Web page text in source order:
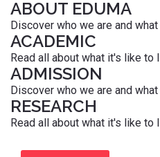
ABOUT EDUMA
Discover who we are and
ACADEMIC
Read all about what it's like to
ADMISSION
Discover who we are and
RESEARCH
Read all about what it's like to